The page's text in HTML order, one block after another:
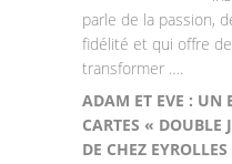
parle de la passion,
fidélité et qui offre
transformer ….
ADAM ET EVE : UN
CARTES « DOUBLE
DE CHEZ EYROLLES